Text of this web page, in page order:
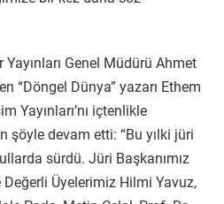
Genel Müdürü Ahmet
“Döngel Dünya” yazarı Ethem
Yayınları’nı içtenlikle
şöyle devam etti: “Bu yılki jüri
sürdü. Jüri Başkanımız
Değerli Üyelerimiz Hilmi Yavuz,